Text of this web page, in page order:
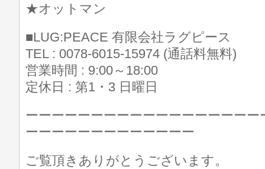
★オットマン
■LUG:PEACE 有限会社ラグピース
TEL : 0078-6015-15974 (通話料無料)
営業時間 : 9:00～18:00
定休日 : 第1・3 日曜日
ーーーーーーーーーーーーーーーーー
ーーーーーーーーーーーーー
ご覧頂きありがとうございます。